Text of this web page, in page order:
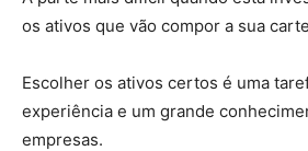
os ativos que vão compor a sua
Escolher os ativos certos é uma
experiência e um grande
empresas.